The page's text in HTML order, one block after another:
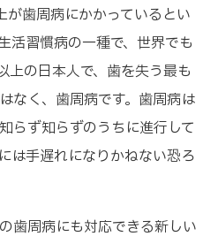
が歯周病にかかっているとい
活習慣病の一種で、世界でも
の日本人で、歯を失う最も
なく、歯周病です。歯周病は
らず知らずのうちに進行して
は手遅れになりかねない恐ろ
歯周病にも対応できる新しい